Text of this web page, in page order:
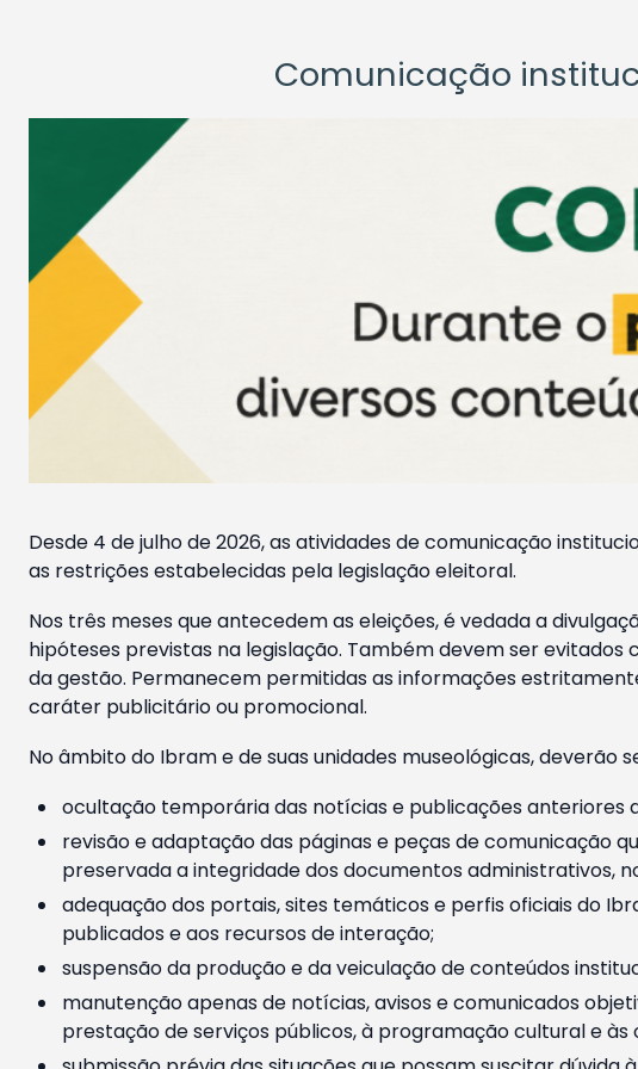
Comunicação
Desde 4 de julho de 2026, as atividades de comunicação
as restrições estabelecidas pela legislação eleitoral.
Nos três meses que antecedem as eleições, é vedada a
hipóteses previstas na legislação. Também devem ser
da gestão. Permanecem permitidas as informações
caráter publicitário ou promocional.
No âmbito do Ibram e de suas unidades museológicas, deverão
ocultação temporária das notícias e publicações anteriores
revisão e adaptação das páginas e peças de comunicação
preservada a integridade dos documentos administrativos,
adequação dos portais, sites temáticos e perfis oficiais do
publicados e aos recursos de interação;
suspensão da produção e da veiculação de conteúdos
manutenção apenas de notícias, avisos e comunicados
prestação de serviços públicos, à programação cultural e